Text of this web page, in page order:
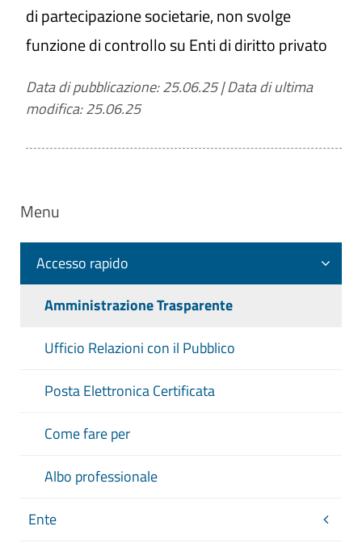
di partecipazione societarie, non svolge
funzione di controllo su Enti di diritto privato
Data di pubblicazione: 25.06.25|Data di ultima
modifica: 25.06.25
Menu
Accesso rapido
Amministrazione Trasparente
Ufficio Relazioni con il Pubblico
Posta Elettronica Certificata
Come fare per
Albo professionale
Ente